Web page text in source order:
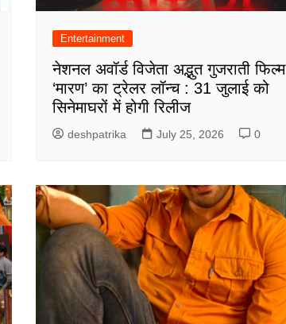
Entertainment
नेशनल अवॉर्ड विजेता अद्भुत गुजराती फिल्म
‘मारण’ का ट्रेलर लॉन्च : 31 जुलाई को
सिनेमाघरों में होगी रिलीज
deshpatrika July 25, 2026 0